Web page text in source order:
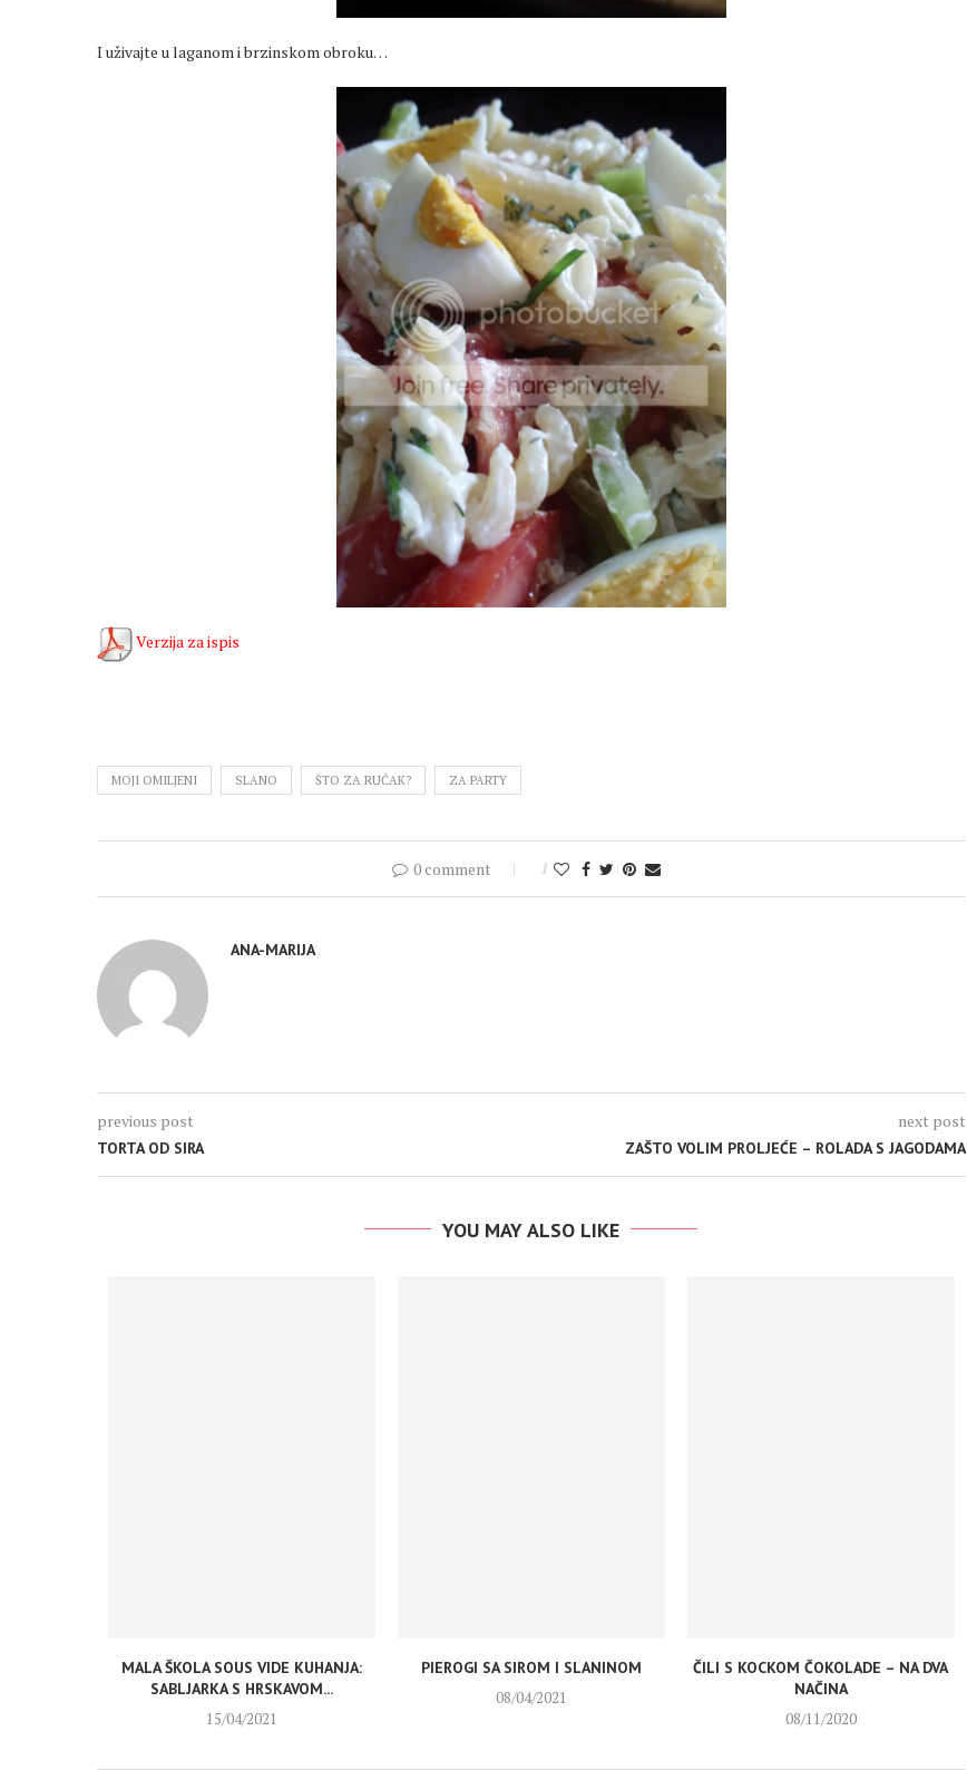
I uživajte u laganom i brzinskom obroku…
Verzija za ispis
MOJI OMILJENI SLANO ŠTO ZA RUČAK? ZA PARTY
0 comment 1
ANA-MARIJA
previous post
TORTA OD SIRA
next post
ZAŠTO VOLIM PROLJEĆE – ROLADA S JAGODAMA
YOU MAY ALSO LIKE
MALA ŠKOLA SOUS VIDE KUHANJA:
SABLJARKA S HRSKAVOM...
15/04/2021
PIEROGI SA SIROM I SLANINOM
08/04/2021
ČILI S KOCKOM ČOKOLADE – NA DVA
NAČINA
08/11/2020